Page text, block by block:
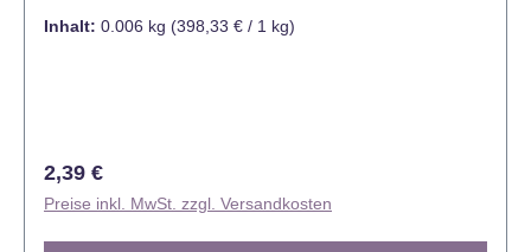
natürlich auch zur Deko von Keksen, Torten und
Inhalt: 0.006 kg (398,33 € / 1 kg)
Regulärer Preis:
2,39 €
Preise inkl. MwSt. zzgl. Versandkosten